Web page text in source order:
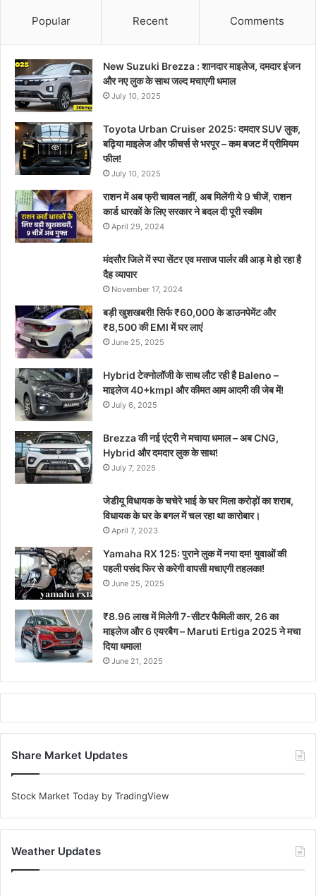
Popular Recent Comments
New Suzuki Brezza : शानदार माइलेज, दमदार इंजन
और नए लुक के साथ जल्द मचाएगी धमाल
July 10, 2025
Toyota Urban Cruiser 2025: दमदार SUV लुक,
बढ़िया माइलेज और फीचर्स से भरपूर – कम बजट में प्रीमियम
फील!
July 10, 2025
राशन में अब फ्री चावल नहीं, अब मिलेंगी ये 9 चीजें, राशन
कार्ड धारकों के लिए सरकार ने बदल दी पूरी स्कीम
April 29, 2024
मंदसौर जिले में स्पा सेंटर एव मसाज पार्लर की आड़ मे हो रहा है
दैह व्यापार
November 17, 2024
बड़ी खुशखबरी! सिर्फ ₹60,000 के डाउनपेमेंट और
₹8,500 की EMI में घर लाएं
June 25, 2025
Hybrid टेक्नोलॉजी के साथ लौट रही है Baleno –
माइलेज 40+kmpl और कीमत आम आदमी की जेब में!
July 6, 2025
Brezza की नई एंट्री ने मचाया धमाल – अब CNG,
Hybrid और दमदार लुक के साथ!
July 7, 2025
जेडीयू विधायक के चचेरे भाई के घर मिला करोड़ों का शराब,
विधायक के घर के बगल में चल रहा था कारोबार।
April 7, 2023
Yamaha RX 125: पुराने लुक में नया दम! युवाओं की
पहली पसंद फिर से करेगी वापसी मचाएगी तहलका!
June 25, 2025
₹8.96 लाख में मिलेगी 7-सीटर फैमिली कार, 26 का
माइलेज और 6 एयरबैग – Maruti Ertiga 2025 ने मचा
दिया धमाल!
June 21, 2025
Share Market Updates
Stock Market Today by TradingView
Weather Updates